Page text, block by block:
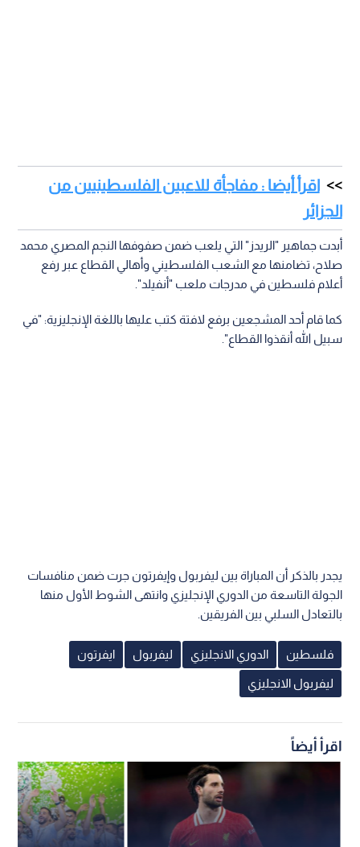
اقرأ أيضا : مفاجأة للاعبين الفلسطينيين من
الجزائر
أبدت جماهير "الريدز" التي يلعب ضمن صفوفها النجم المصري محمد
صلاح، تضامنها مع الشعب الفلسطيني وأهالي القطاع عبر رفع
أعلام فلسطين في مدرجات ملعب "أنفيلد".
كما قام أحد المشجعين برفع لافتة كتب عليها باللغة الإنجليزية: "في
سبيل الله أنقذوا القطاع".
يجدر بالذكر أن المباراة بين ليفربول وإيفرتون جرت ضمن منافسات
الجولة التاسعة من الدوري الإنجليزي وانتهى الشوط الأول منها
بالتعادل السلبي بين الفريقين.
فلسطين الدوري الانجليزي ليفربول ايفرتون
ليفربول الانجليزي
اقرأ أيضاً